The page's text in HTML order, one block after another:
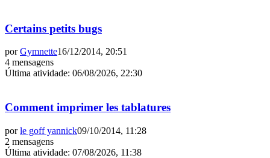
Certains petits bugs
por Gymnette16/12/2014, 20:51
4 mensagens
Última atividade: 06/08/2026, 22:30
Comment imprimer les tablatures
por le goff yannick09/10/2014, 11:28
2 mensagens
Última atividade: 07/08/2026, 11:38